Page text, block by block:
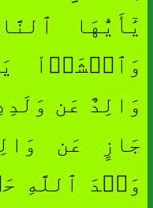
يَٰٓأَيُّهَا
وَٱخۡشَوۡاْ
وَالِدٌ عَن
جَازٍ عَن
وَعۡدَ ٱللَّهِ